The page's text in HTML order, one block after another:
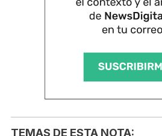
TEMAS DE ESTA NOTA: